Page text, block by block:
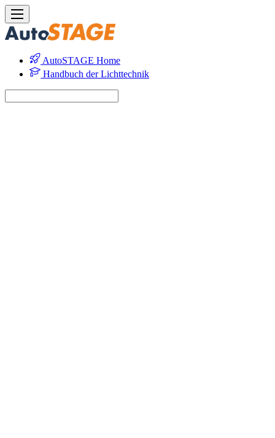
AutoSTAGE Home
Handbuch der Lichttechnik